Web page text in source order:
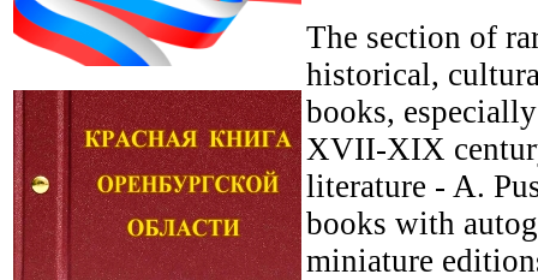
The section of
historical,
books,
XVII-XIX
literature - A.
books with
miniature